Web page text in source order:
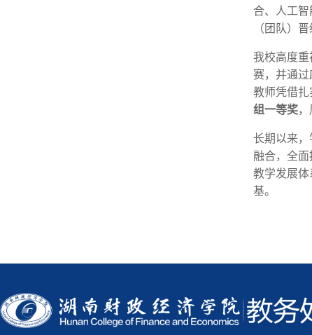
合、人工
（团队）
我校高度
赛，并通
教师凭借
组一等奖
长期以来
融合，全
教学发展
基。